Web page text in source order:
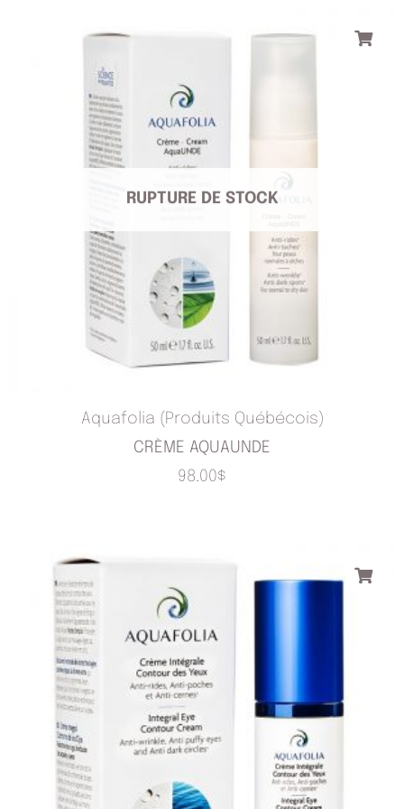
RUPTURE DE STOCK
Aquafolia (Produits Québécois)
CRÈME AQUAUNDE
98.00$